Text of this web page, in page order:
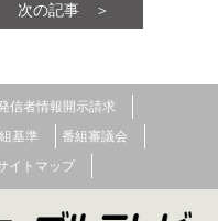
次の記事 ＞
信者情報開示請求
基準
番組審議会
イトマップ